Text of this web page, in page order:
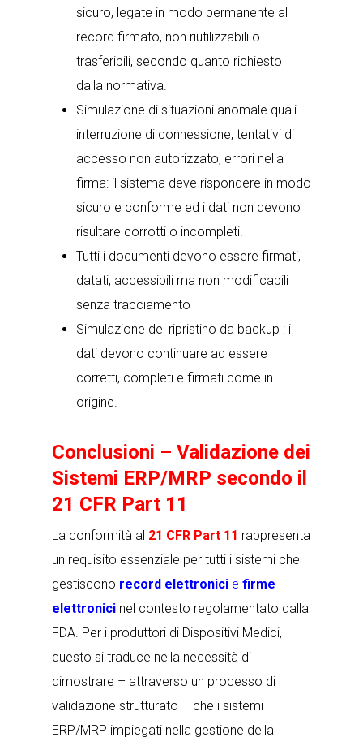
sicuro, legate in modo permanente al
record firmato, non riutilizzabili o
trasferibili, secondo quanto richiesto
dalla normativa.
Simulazione di situazioni anomale quali
interruzione di connessione, tentativi di
accesso non autorizzato, errori nella
firma: il sistema deve rispondere in modo
sicuro e conforme ed i dati non devono
risultare corrotti o incompleti.
Tutti i documenti devono essere firmati,
datati, accessibili ma non modificabili
senza tracciamento
Simulazione del ripristino da backup : i
dati devono continuare ad essere
corretti, completi e firmati come in
origine.
Conclusioni – Validazione dei
Sistemi ERP/MRP secondo il
21 CFR Part 11
La conformità al 21 CFR Part 11 rappresenta
un requisito essenziale per tutti i sistemi che
gestiscono record elettronici e firme
elettronici nel contesto regolamentato dalla
FDA. Per i produttori di Dispositivi Medici,
questo si traduce nella necessità di
dimostrare – attraverso un processo di
validazione strutturato – che i sistemi
ERP/MRP impiegati nella gestione della